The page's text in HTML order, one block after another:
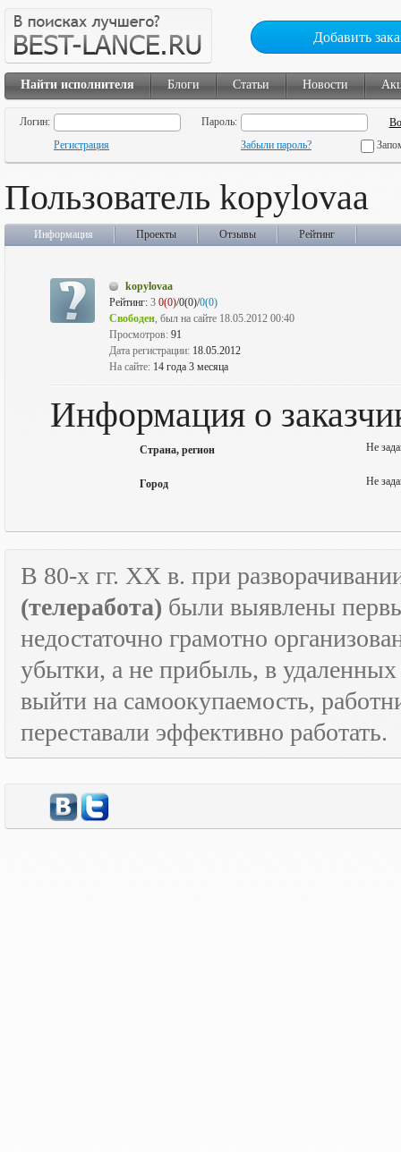
Добавить
Найти исполнителя Блоги Статьи Новости
Логин:
Пароль:
Регистрация
Забыли пароль?
Пользователь kopylovaa
Информация Проекты Отзывы Рейтинг
kopylovaa
Рейтинг: 3 0(0)/0(0)/0(0)
Свободен, был на сайте 18.05.2012 00:40
Просмотров: 91
Дата регистрации: 18.05.2012
На сайте: 14 года 3 месяца
Информация о
Страна, регион Не
Город Не
В 80-х гг. XX в. при
(телеработа) были выявлены
недостаточно грамотно
убытки, а не прибыль, в удаленных
выйти на самоокупаемость,
переставали эффективно работать.